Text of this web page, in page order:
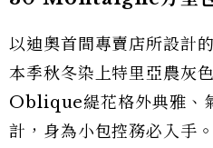
以迪奧首間專賣店所設
本季秋冬染上特里亞農灰
Oblique緹花格外典雅、
計，身為小包控務必入手。